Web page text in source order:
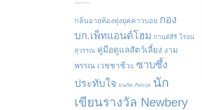
กลิ่นอายท้องทุ่งยุคคาวบอย กอง
บก.เพ็ทแอนด์โฮม กานต์สิริ โรจน
สุวรรณ คู่มือดูแลสัตว์เลี้ยง งาม
พรรณ เวชชาชีวะ ซาบซึ้ง
ประทับใจ ธนภัค ภัทรกุล นัก
เขียนรางวัล Newbery